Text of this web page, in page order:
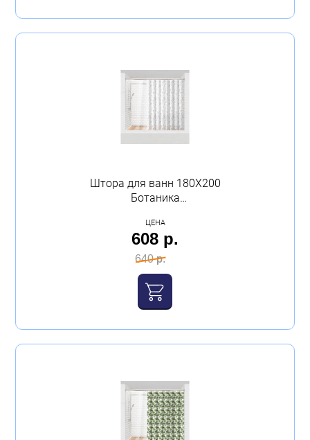
Штора для ванн 180Х200
Ботаника
МХ
ЦЕНА
608 р.
640 р.